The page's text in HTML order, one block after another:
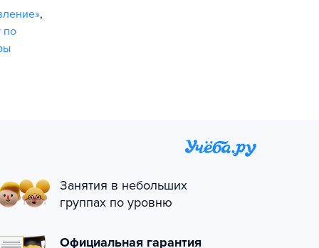
,
по
Занятия в небольших
группах по уровню
Официальная гарантия